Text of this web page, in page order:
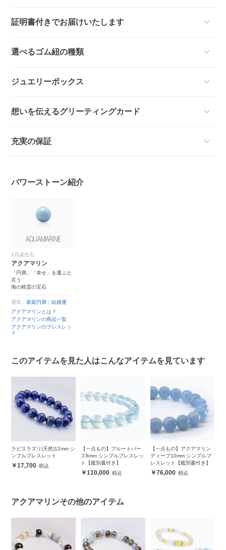
証明書付きでお届けいたします
選べるゴム紐の種類
ジュエリーボックス
想いを伝えるグリーティングカード
充実の保証
パワーストーン紹介
3月誕生石
アクアマリン
「円満」「幸せ」を運ぶと
言う
海の精霊の宝石
運気：家庭円満 ｜結婚運
アクアマリンとは？
アクアマリンの商品一覧
アクアマリンのブレスレッ
ト
このアイテムを見た人はこんなアイテムを見ています
ラピスラズリ(天然)12mm シ
ンプルブレスレット
17,700
【一点もの】ブルートパー
ズ8mm シンプルブレスレッ
ト【鑑別書付き】
110,000
【一点もの】アクアマリン
ディープ10mm シンプルブ
レスレット【鑑別書付き】
76,000
アクアマリンその他のアイテム